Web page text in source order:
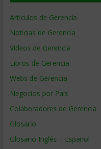
Artículos de Gerencia
Noticias de Gerencia
Videos de Gerencia
Libros de Gerencia
Webs de Gerencia
Negocios por País
Colaboradores de Gerencia
Glosario
Glosario Inglés – Español